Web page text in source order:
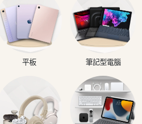
平板 筆記型電腦